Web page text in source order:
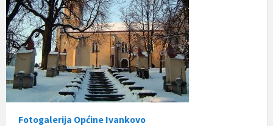
Fotogalerija Općine Ivankovo